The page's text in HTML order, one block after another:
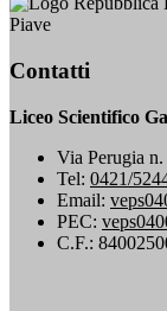
Piave
Contatti
Liceo Scientifico
Via Perugia
Tel: 0421/
Email:
PEC:
C.F.: